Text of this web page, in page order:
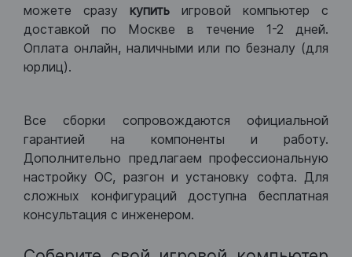
можете сразу купить игровой компьютер с
доставкой по Москве в течение 1-2 дней.
Оплата онлайн, наличными или по безналу (для
юрлиц).
Все сборки сопровождаются официальной
гарантией на компоненты и работу.
Дополнительно предлагаем профессиональную
настройку ОС, разгон и установку софта. Для
сложных конфигураций доступна бесплатная
консультация с инженером.